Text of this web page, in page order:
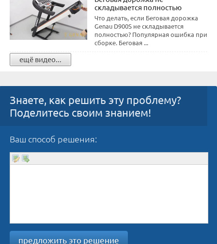
складывается полностью
Что делать, если Беговая дорожка
Genau D900S не складывается
полностью? Популярная ошибка при
сборке. Беговая ...
ещё видео...
Знаете, как решить эту проблему?
Поделитесь своим знанием!
Ваш способ решения:
предложить это решение